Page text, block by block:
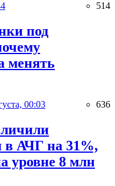
514
под
менять
00:03 636
в АЧГ на 31%,
уровне 8 млн